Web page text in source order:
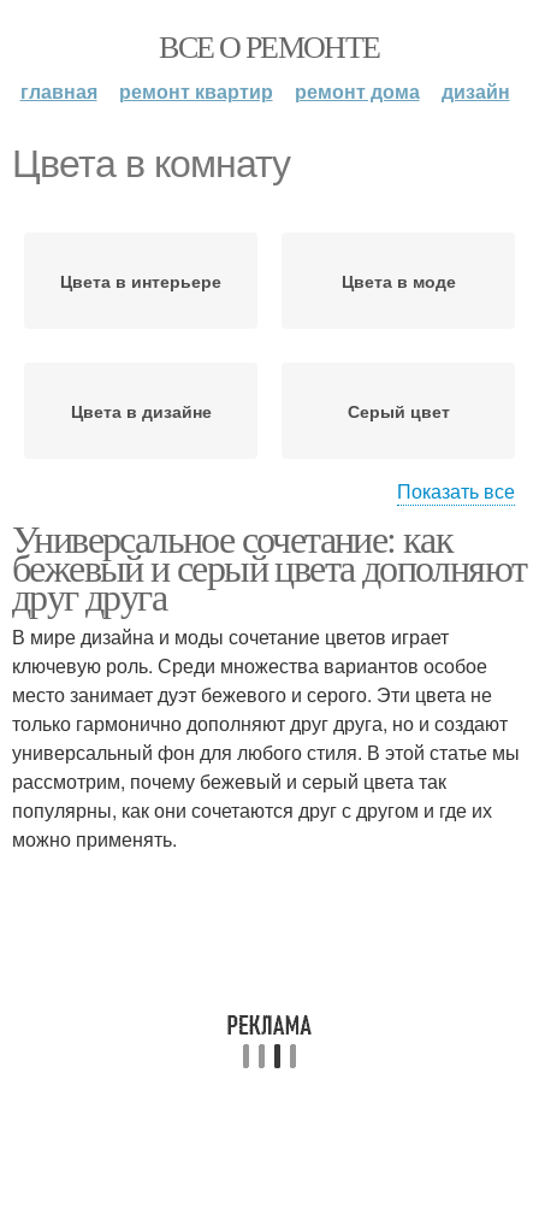
ВСЕ О РЕМОНТЕ
главная ремонт квартир ремонт дома дизайн
Цвета в комнату
Цвета в интерьере Цвета в моде
Цвета в дизайне Серый цвет
Тёплые цвета Теплые цветы
Показать все
Универсальное сочетание: как
бежевый и серый цвета дополняют
друг друга
В мире дизайна и моды сочетание цветов играет
ключевую роль. Среди множества вариантов особое
место занимает дуэт бежевого и серого. Эти цвета не
только гармонично дополняют друг друга, но и создают
универсальный фон для любого стиля. В этой статье мы
рассмотрим, почему бежевый и серый цвета так
популярны, как они сочетаются друг с другом и где их
можно применять.